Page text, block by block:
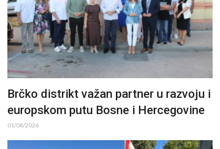
Brčko distrikt važan partner u razvoju i
europskom putu Bosne i Hercegovine
01/08/2026